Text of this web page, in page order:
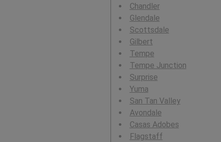
Chandler
Glendale
Scottsdale
Gilbert
Tempe
Tempe Junction
Surprise
Yuma
San Tan Valley
Avondale
Casas Adobes
Flagstaff